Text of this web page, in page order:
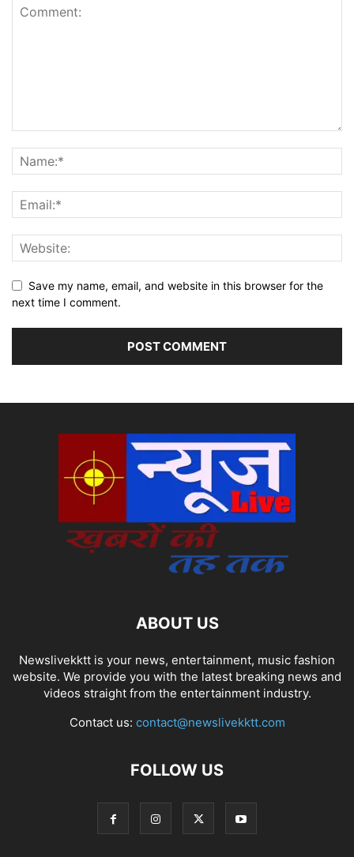
Save my name, email, and website in this browser for the
next time I comment.
ABOUT US
Newslivekktt is your news, entertainment, music fashion
website. We provide you with the latest breaking news and
videos straight from the entertainment industry.
Contact us: contact@newslivekktt.com
FOLLOW US